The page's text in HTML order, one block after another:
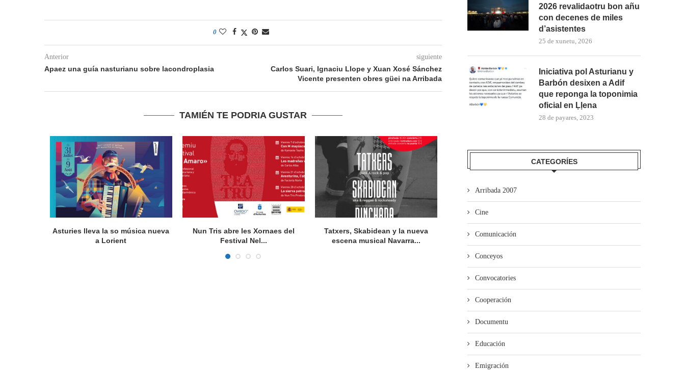
0
Anterior
Apaez una guía nasturianu sobre lacondroplasia
siguiente
Carlos Suari, Ignaciu Llope y Xuan Xosé Sánchez
Vicente presenten obres güei na Arribada
TAMIÉN TE PODRIA GUSTAR
Asturies lleva la so música nueva
a Lorient
Nun Tris abre les Xornaes del
Festival Nel...
Tatxers, Skabidean y la nueva
escena musical Navarra...
El Grupu de Teatro San Félix de
2026 revalidaotru bon añu
con decenes de miles
d’asistentes
25 de xunetu, 2026
Iniciativa pol Asturianu y
Barbón desixen a Adif
que reponga la toponimia
oficial en Ḷḷena
28 de payares, 2023
CATEGORÍES
Arribada 2007
Cine
Comunicación
Conceyos
Convocatories
Cooperación
Documentu
Educación
Emigración